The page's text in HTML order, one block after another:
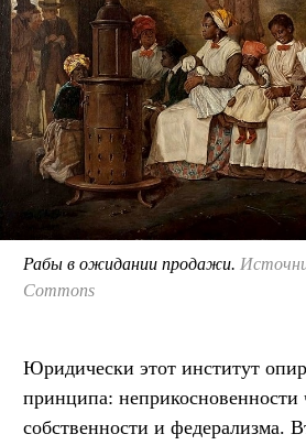
Рабы в ожидании продажи.
Commons
Юридически этот институт
принципа: неприкосновенности
собственности и федерализма.